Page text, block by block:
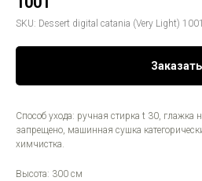
SKU: Dessert digital catania (Very Light) 1001
Заказать
Способ ухода: ручная стирка t 30, глажка
запрещено, машинная сушка
химчистка.
Высота: 300 см